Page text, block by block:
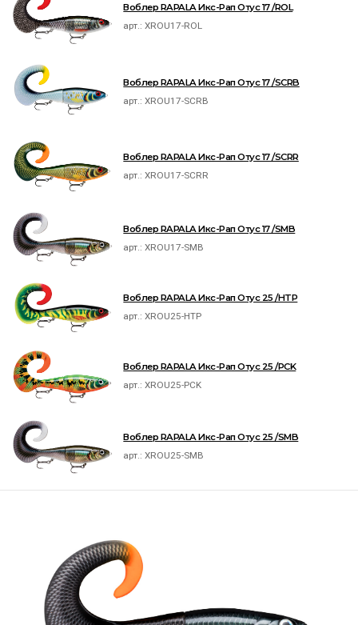
Воблер RAPALA Икс-Рап Отус 17 /ROL
арт.:XROU17-ROL
Воблер RAPALA Икс-Рап Отус 17 /SCRB
арт.:XROU17-SCRB
Воблер RAPALA Икс-Рап Отус 17 /SCRR
арт.:XROU17-SCRR
Воблер RAPALA Икс-Рап Отус 17 /SMB
арт.:XROU17-SMB
Воблер RAPALA Икс-Рап Отус 25 /HTP
арт.:XROU25-HTP
Воблер RAPALA Икс-Рап Отус 25 /PCK
арт.:XROU25-PCK
Воблер RAPALA Икс-Рап Отус 25 /SMB
арт.:XROU25-SMB